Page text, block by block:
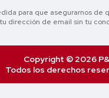
para que asegurarnos de
tu dirección de email sin tu
Copyright © 2026
Todos los derechos